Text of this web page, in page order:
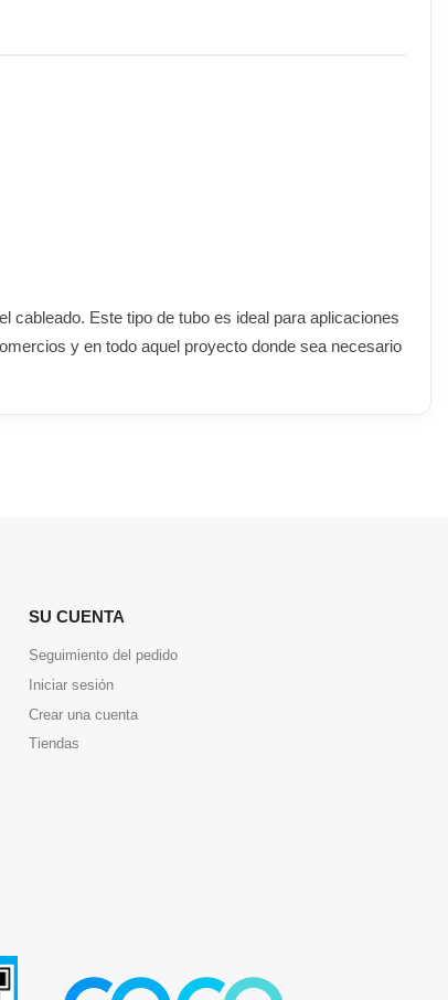
cableado. Este tipo de tubo es ideal para aplicaciones
y en todo aquel proyecto donde sea necesario
SU CUENTA
Seguimiento del pedido
Iniciar sesión
Crear una cuenta
Tiendas